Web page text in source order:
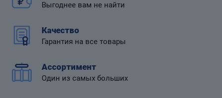
Выгоднее вам не найти
Качество
Гарантия на все товары
Ассортимент
Один из самых больших